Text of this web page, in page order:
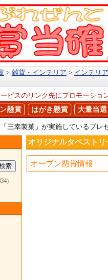
雑貨・インテリア インテリ
ビスのリンク先にプロモーショ
懸賞 はがき懸賞 大量当選
三幸製菓」が実施しているプレ
オリジナルタペストリ
オープン懸賞情報